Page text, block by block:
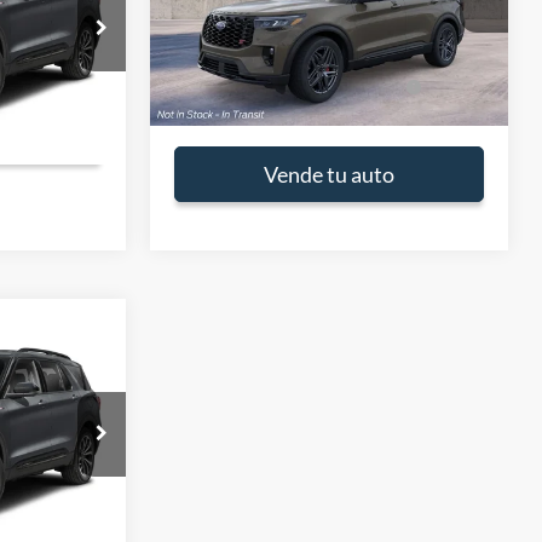
Ext. Int.
$54,200
Ordenado por el distribuidor Ext. Int.
Precio Final: $55,550
Ofertas Ford Adicionales
Disponibles:
-$3,750
Vende tu auto
Ext. Int.
$60,835
-$4,500
$56,335